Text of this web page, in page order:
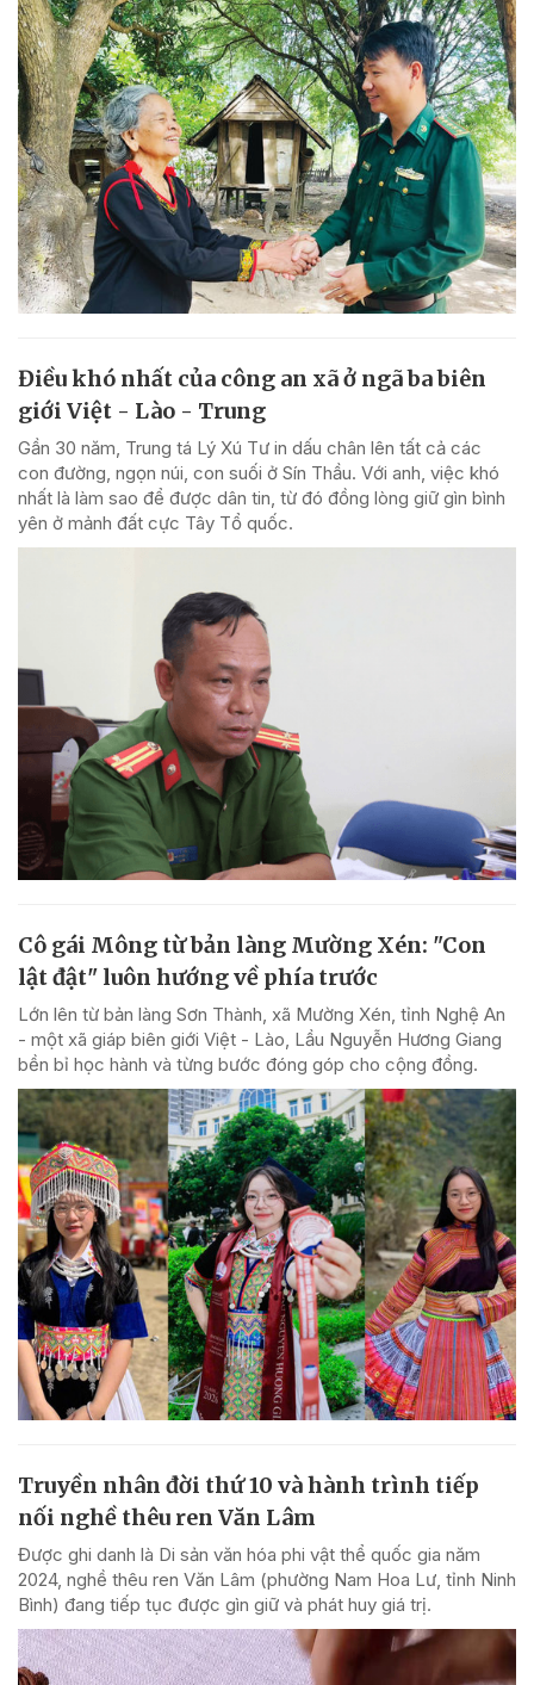
Điều khó nhất của công an xã ở ngã ba biên
giới Việt - Lào - Trung
Gần 30 năm, Trung tá Lý Xú Tư in dấu chân lên tất cả các
con đường, ngọn núi, con suối ở Sín Thầu. Với anh, việc khó
nhất là làm sao để được dân tin, từ đó đồng lòng giữ gìn bình
yên ở mảnh đất cực Tây Tổ quốc.
Cô gái Mông từ bản làng Mường Xén: "Con
lật đật" luôn hướng về phía trước
Lớn lên từ bản làng Sơn Thành, xã Mường Xén, tỉnh Nghệ An
- một xã giáp biên giới Việt - Lào, Lầu Nguyễn Hương Giang
bền bỉ học hành và từng bước đóng góp cho cộng đồng.
Truyền nhân đời thứ 10 và hành trình tiếp
nối nghề thêu ren Văn Lâm
Được ghi danh là Di sản văn hóa phi vật thể quốc gia năm
2024, nghề thêu ren Văn Lâm (phường Nam Hoa Lư, tỉnh Ninh
Bình) đang tiếp tục được gìn giữ và phát huy giá trị.